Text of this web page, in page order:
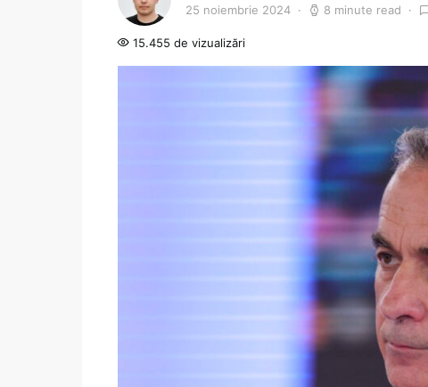
25 noiembrie 2024 8 minute read
15.455 de vizualizări